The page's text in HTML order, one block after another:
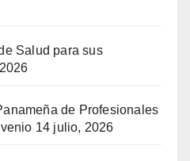
Salud para sus
de Profesionales
14 julio, 2026